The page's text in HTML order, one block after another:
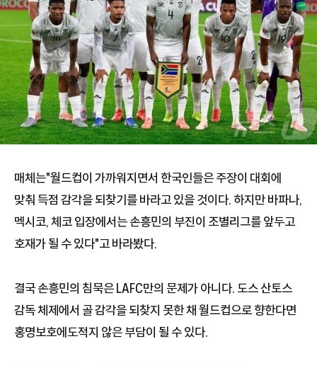
매체는"월드컵이 가까워지면서 한국인들은 주장이 대회에
맞춰 득점 감각을 되찾기를 바라고 있을 것이다. 하지만 바파나,
멕시코, 체코 입장에서는 손흥민의 부진이 조별리그를 앞두고
호재가 될 수 있다"고 바라봤다.
결국 손흥민의 침묵은 LAFC만의 문제가 아니다. 도스 산토스
감독 체제에서 골 감각을 되찾지 못한 채 월드컵으로 향한다면
홍명보호에도적지 않은 부담이 될 수 있다.